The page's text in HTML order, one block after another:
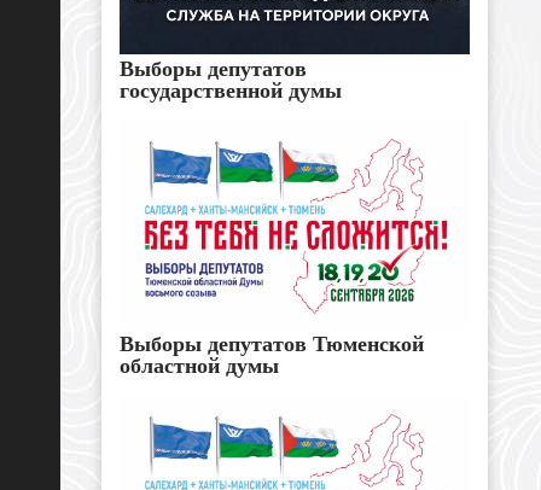
Выборы депутатов
государственной думы
Выборы депутатов Тюменской
областной думы